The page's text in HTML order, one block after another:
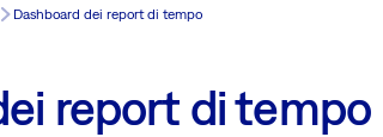
Dashboard dei report di tempo
report di tempo